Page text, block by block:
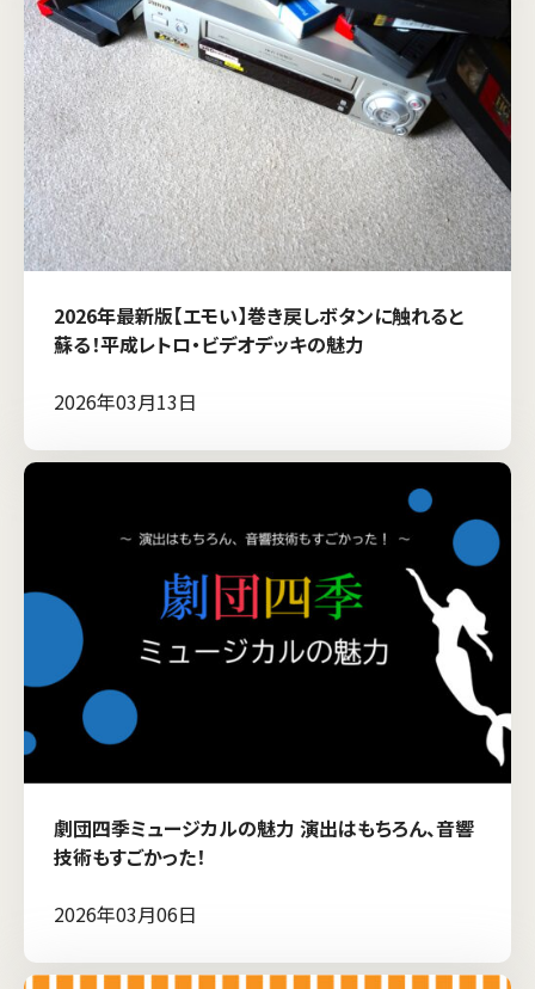
2026年最新版【エモい】巻き戻しボタンに触れると
蘇る！平成レトロ・ビデオデッキの魅力
2026年03月13日
劇団四季ミュージカルの魅力 演出はもちろん、音響
技術もすごかった！
2026年03月06日